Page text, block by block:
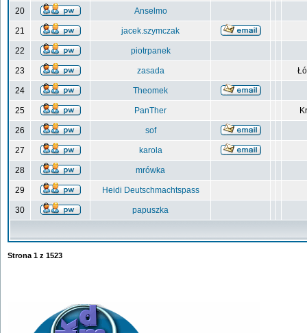
20 Anselmo
21 jacek.szymczak
22 piotrpanek
23 zasada
24 Theomek
25 PanTher
26 sof
27 karola
28 mrówka
29 Heidi Deutschmachtspass
30 papuszka
Strona 1 z 1523